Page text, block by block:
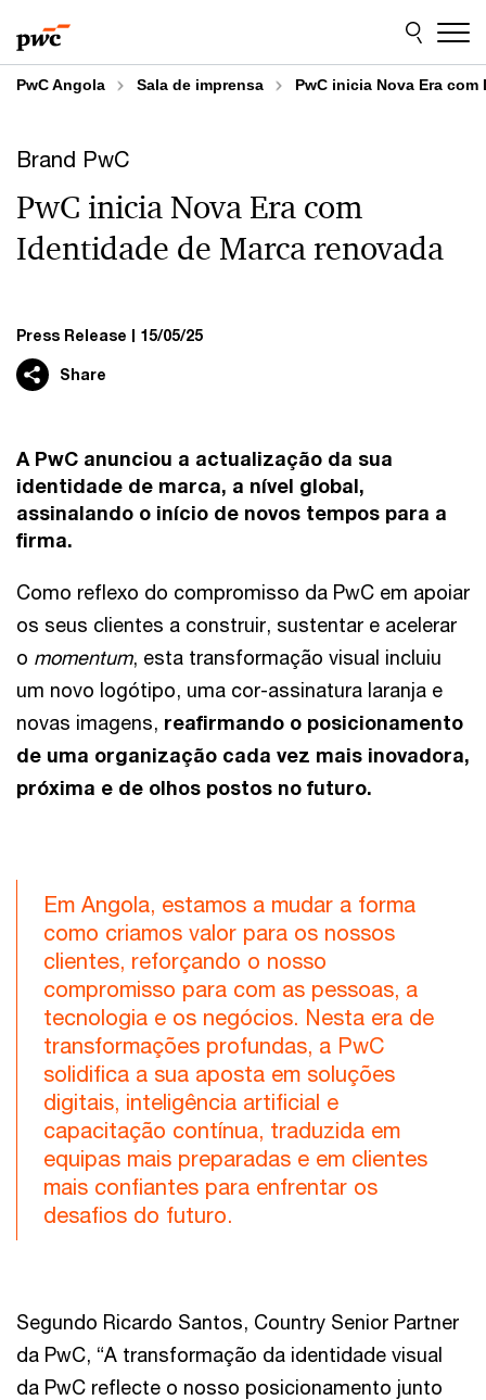
to
content
to
footer
PwC Angola Sala de imprensa PwC inicia Nova Era
Brand PwC
PwC inicia Nova Era com
Identidade de Marca renovada
Press Release 15/05/25
Share
A PwC anunciou a actualização da sua
identidade de marca, a nível global,
assinalando o início de novos tempos para a
firma.
Como reflexo do compromisso da PwC em apoiar
os seus clientes a construir, sustentar e acelerar
o momentum, esta transformação visual incluiu
um novo logótipo, uma cor-assinatura laranja e
novas imagens, reafirmando o posicionamento
de uma organização cada vez mais inovadora,
próxima e de olhos postos no futuro.
Em Angola, estamos a mudar a forma
como criamos valor para os nossos
clientes, reforçando o nosso
compromisso para com as pessoas, a
tecnologia e os negócios. Nesta era de
transformações profundas, a PwC
solidifica a sua aposta em soluções
digitais, inteligência artificial e
capacitação contínua, traduzida em
equipas mais preparadas e em clientes
mais confiantes para enfrentar os
desafios do futuro.
Segundo Ricardo Santos, Country Senior Partner
da PwC, “A transformação da identidade visual
da PwC reflecte o nosso posicionamento junto